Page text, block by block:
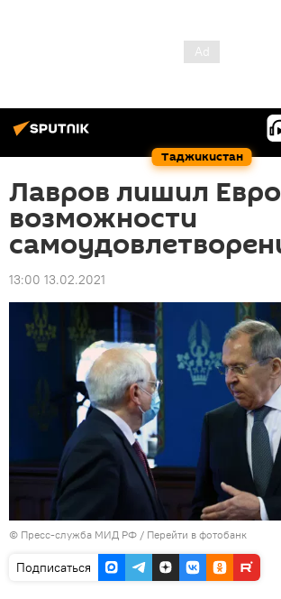
Таджикистан
Лавров лишил
возможности
13:00 13.02.2021
© Пресс-служба МИД РФ / Перейти в фотобанк
Подписаться